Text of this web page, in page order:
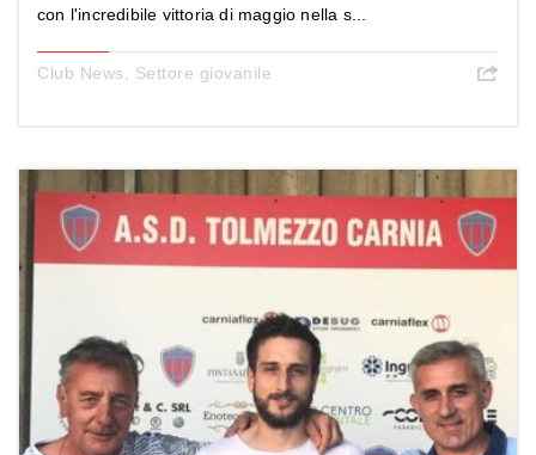
con l'incredibile vittoria di maggio nella s...
Club News, Settore giovanile